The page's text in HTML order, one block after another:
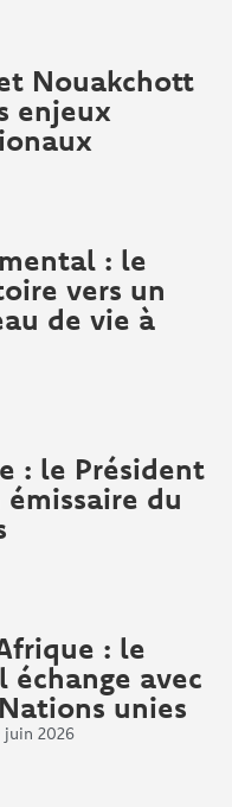
Nouakchott
enjeux
: le
vers un
de vie à
: le Président
du
: le
échange avec
unies
juin 2026